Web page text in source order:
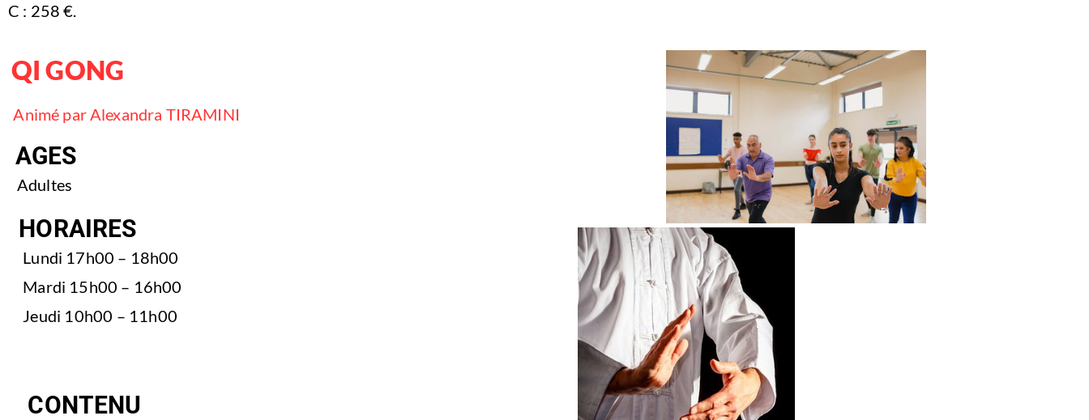
C : 258 €.
QI GONG
Animé par Alexandra TIRAMINI
AGES
Adultes
HORAIRES
Lundi 17h00 – 18h00
Mardi 15h00 – 16h00
Jeudi 10h00 – 11h00
CONTENU